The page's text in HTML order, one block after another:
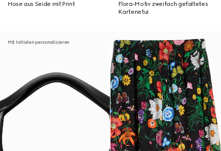
Hose aus Seide mit Print
Flora-Motiv zweifach gefaltetes
Kartenetui
Mit Initialen personalisieren